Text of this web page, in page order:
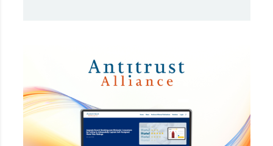
entrada de acero, estableciendo un
contingente arancelario de…